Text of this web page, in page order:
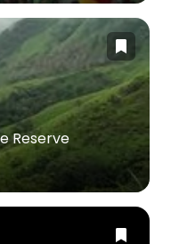
Reserve